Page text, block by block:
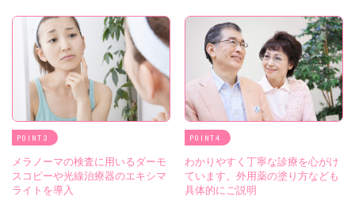
POINT
メラノーマの検査に用いるダーモ
スコピーや光線治療器のエキシマ
ライトを導入
POINT
わかりやすく丁寧な診療を心がけ
ています。外用薬の塗り方なども
具体的にご説明